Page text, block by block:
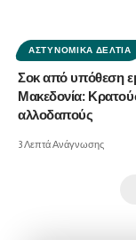
ΑΣΤΥΝΟΜΙΚΆ ΔΕΛΤΊΑ
Σοκ από υπόθεση
Μακεδονία:
αλλοδαπούς
3 Λεπτά Ανάγνωσης